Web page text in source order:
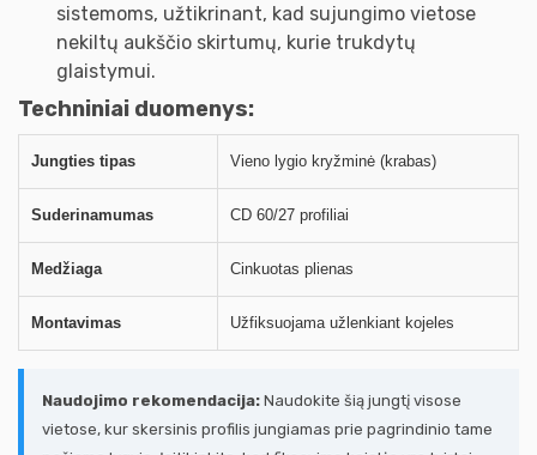
sistemoms, užtikrinant, kad sujungimo vietose
nekiltų aukščio skirtumų, kurie trukdytų
glaistymui.
Techniniai duomenys:
Jungties tipas Vieno lygio kryžminė (krabas)
Suderinamumas CD 60/27 profiliai
Medžiaga Cinkuotas plienas
Montavimas Užfiksuojama užlenkiant kojeles
Naudojimo rekomendacija: Naudokite šią jungtį visose
vietose, kur skersinis profilis jungiamas prie pagrindinio tame